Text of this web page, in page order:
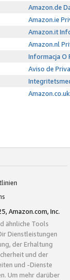
Amazon.de
Amazon.ie
Amazon.it
Amazon.nl
Informacja O
Aviso de
Amazon.com, Inc.
ähnliche Tools
Dienstleistungen
der Erhaltung
und der
und -Dienste
Um mehr darüber